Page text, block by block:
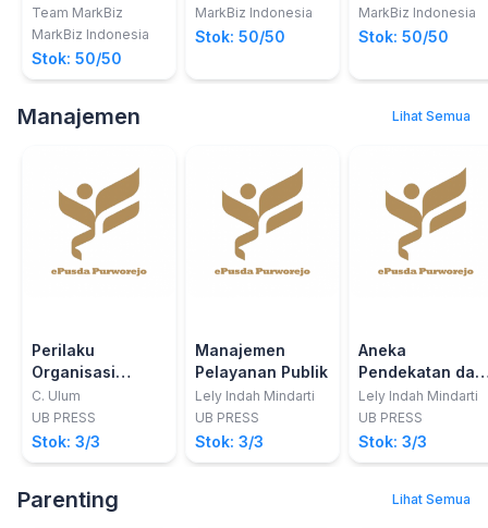
Team MarkBiz
MarkBiz Indonesia
Stok: 50/50
MarkBiz Indonesia
Stok: 50/50
MarkBiz Indonesia
Stok: 50/50
Manajemen Lihat Semua
Perilaku
Organisasi
Menuju Orientasi
Pemberdayaan
C. Ulum
UB PRESS
Stok: 3/3
Manajemen
Pelayanan Publik
Lely Indah Mindarti
UB PRESS
Stok: 3/3
Aneka
Pendekatan dan
Teori Dasar
Administrasi
Publik
Lely Indah Mindarti
UB PRESS
Stok: 3/3
Parenting Lihat Semua